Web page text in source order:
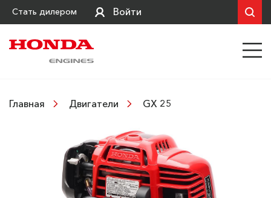
Стать дилером Войти
Главная Двигатели GX 25